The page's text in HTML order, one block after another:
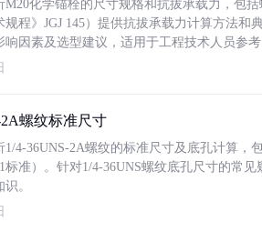
M20化学锚栓的尺寸规格和抗拔承载力，包
规程》JGJ 145）提供抗拔承载力计算方法
响因素及选型建议，适用于工程技术人员参考
2A螺纹标准尺寸
1/4-36UNS-2A螺纹的标准尺寸及底孔计算
标准）。针对1/4-36UNS螺纹底孔尺寸的常
。